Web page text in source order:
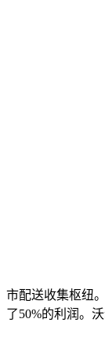
市配送收集枢纽。
了50%的利润。